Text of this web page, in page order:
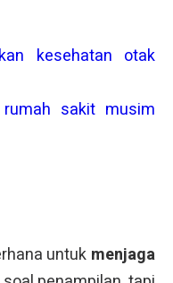
kesehatan otak
sakit musim
untuk menjaga